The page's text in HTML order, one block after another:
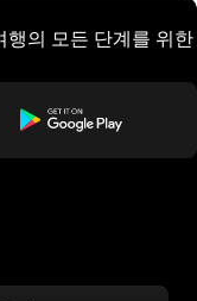
행의 모든 단계를 위한